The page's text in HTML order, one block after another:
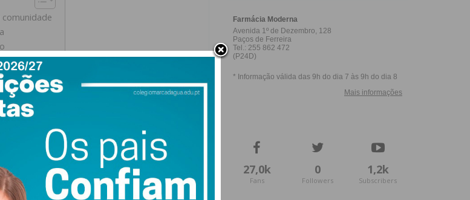
leque de iniciativas que refletem a
pelos alunos de diferentes ciclos;
e atuações musicais protagonizadas
27,0k
Fans
0
Followers
1,2k
Subscribers